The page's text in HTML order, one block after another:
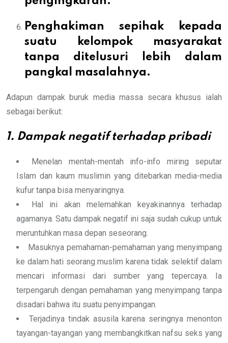
Penghakiman sepihak kepada
suatu kelompok masyarakat
tanpa ditelusuri lebih dalam
pangkal masalahnya.
Adapun dampak buruk media massa secara khusus ialah
sebagai berikut:
1. Dampak negatif terhadap pribadi
Menelan mentah-mentah info-info miring seputar
Islam dan kaum muslimin yang ditebarkan media-media
kufur tanpa bisa menyaringnya.
Hal ini akan melemahkan keyakinannya terhadap
agamanya. Satu dampak negatif ini saja sudah cukup untuk
meruntuhkan masa depan seseorang.
Masuknya pemahaman-pemahaman yang menyimpang
ke dalam hati seorang muslim karena tidak selektif dalam
mencari informasi dari sumber yang tepercaya. Ia
terpengaruh dengan pemahaman yang menyimpang tanpa
disadari bahwa itu suatu penyimpangan.
Terjadinya tindak asusila karena seringnya menonton
tayangan-tayangan yang membangkitkan nafsu seks yang